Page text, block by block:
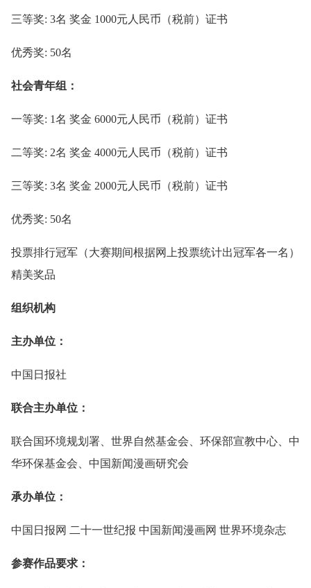
三等奖: 3名 奖金 1000元人民币（税前）证书
优秀奖: 50名
社会青年组：
一等奖: 1名 奖金 6000元人民币（税前）证书
二等奖: 2名 奖金 4000元人民币（税前）证书
三等奖: 3名 奖金 2000元人民币（税前）证书
优秀奖: 50名
投票排行冠军（大赛期间根据网上投票统计出冠军各一名）
精美奖品
组织机构
主办单位：
中国日报社
联合主办单位：
联合国环境规划署、世界自然基金会、环保部宣教中心、中
华环保基金会、中国新闻漫画研究会
承办单位：
中国日报网 二十一世纪报 中国新闻漫画网 世界环境杂志
参赛作品要求：